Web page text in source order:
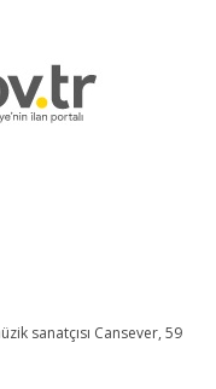
sanatçısı Cansever, 59